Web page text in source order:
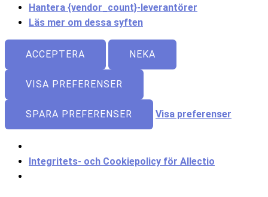
Hantera {vendor_count}-leverantörer
Läs mer om dessa syften
ACCEPTERA NEKA
VISA PREFERENSER
SPARA PREFERENSER Visa preferenser
Integritets- och Cookiepolicy för Allectio